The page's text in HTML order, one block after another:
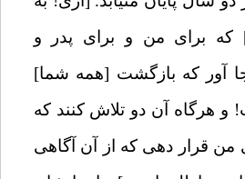
که براى من و براى پدر و
آور که بازگشت [همه شما]
هرگاه آن دو تلاش کنند که
من قرار دهى که از آن آگاهى